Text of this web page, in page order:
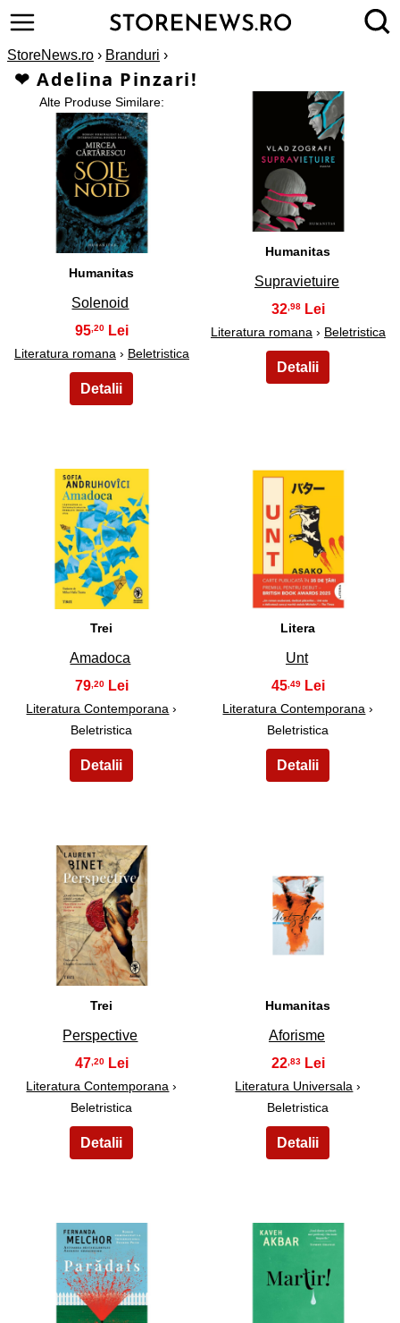
StoreNews.ro › Branduri ›
❤ Adelina Pinzari!
Alte Produse Similare:
1
Humanitas
Solenoid
95,20
Literatura romana › Beletristica
2
Humanitas
Supravietuire
32,98
Literatura romana › Beletristica
3
Trei
Amadoca
79,20
Literatura Contemporana ›
Beletristica
Litera
Unt
45,49
Literatura Contemporana ›
Beletristica
5
Trei
Perspective
47,20
Literatura Contemporana ›
Beletristica
6
Humanitas
Aforisme
22 ,83
Literatura Universala ›
Beletristica
7